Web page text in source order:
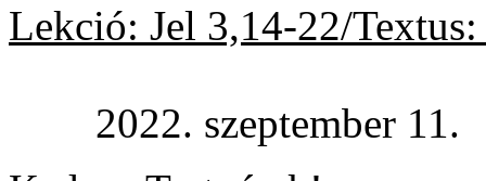
Lekció: Jel 3,14-22/Textus:
2022. szeptember 11.